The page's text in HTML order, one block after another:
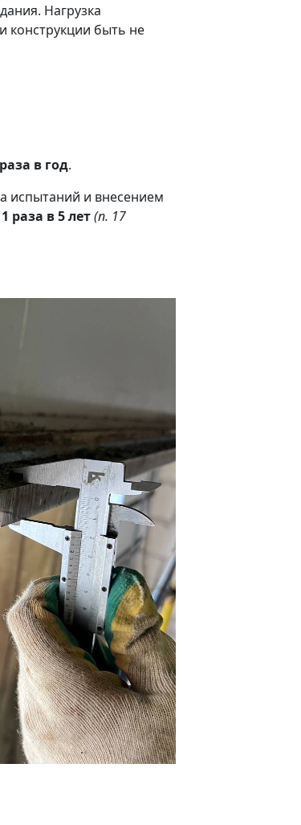
Нагрузка
конструкции быть не
в год.
испытаний и внесением
раза в 5 лет(п. 17